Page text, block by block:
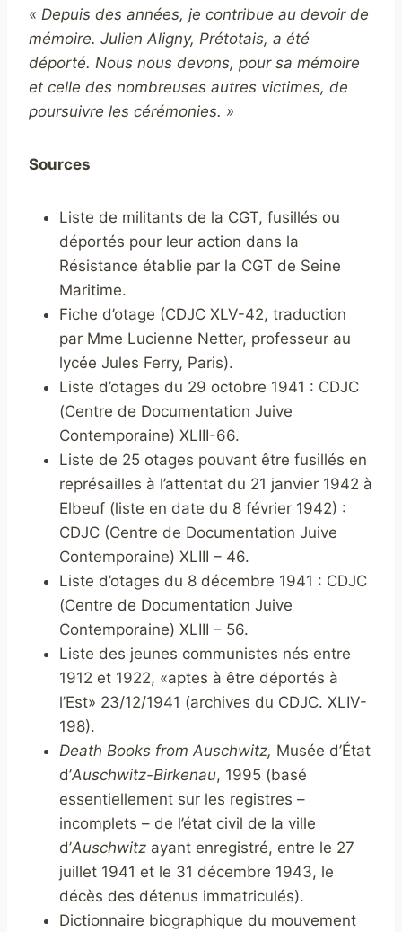
« Depuis des années, je contribue au devoir de
mémoire. Julien Aligny, Prétotais, a été
déporté. Nous nous devons, pour sa mémoire
et celle des nombreuses autres victimes, de
poursuivre les cérémonies. »
Sources
Liste de militants de la CGT, fusillés ou
déportés pour leur action dans la
Résistance établie par la CGT de Seine
Maritime.
Fiche d’otage (CDJC XLV-42, traduction
par Mme Lucienne Netter, professeur au
lycée Jules Ferry, Paris).
Liste d’otages du 29 octobre 1941 : CDJC
(Centre de Documentation Juive
Contemporaine) XLIII-66.
Liste de 25 otages pouvant être fusillés en
représailles à l’attentat du 21 janvier 1942 à
Elbeuf (liste en date du 8 février 1942) :
CDJC (Centre de Documentation Juive
Contemporaine) XLIII – 46.
Liste d’otages du 8 décembre 1941 : CDJC
(Centre de Documentation Juive
Contemporaine) XLIII – 56.
Liste des jeunes communistes nés entre
1912 et 1922, «aptes à être déportés à
l’Est» 23/12/1941 (archives du CDJC. XLIV-
198).
Death Books from Auschwitz, Musée d’État
d’Auschwitz-Birkenau, 1995 (basé
essentiellement sur les registres –
incomplets – de l’état civil de la ville
d’Auschwitz ayant enregistré, entre le 27
juillet 1941 et le 31 décembre 1943, le
décès des détenus immatriculés).
Dictionnaire biographique du mouvement